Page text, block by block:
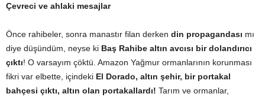
Çevreci ve ahlaki mesajlar
Önce rahibeler, sonra manastır filan derken din propagandası mı
diye düşündüm, neyse ki Baş Rahibe altın avcısı bir dolandırıcı
çıktı! O varsayım çöktü. Amazon Yağmur ormanlarının korunması
fikri var elbette, içindeki El Dorado, altın şehir, bir portakal
bahçesi çıktı, altın olan portakallardı! Tarım ve ormanlar,